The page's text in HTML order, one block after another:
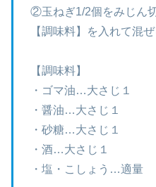
②玉ねぎ1/2個をみじん
【調味料】を入れて混ぜ
【調味料】
・ゴマ油…大さじ１
・醤油…大さじ１
・砂糖…大さじ１
・酒…大さじ１
・塩・こしょう…適量